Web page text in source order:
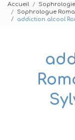
Accueil
Sophrologue
addiction alcool